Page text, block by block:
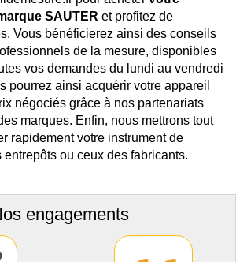
SAUTER et profitez de
Vous bénéficierez ainsi des conseils
de la mesure, disponibles
vos demandes du lundi au vendredi
pourrez ainsi acquérir votre appareil
négociés grâce à nos partenariats
marques. Enfin, nous mettrons tout
rapidement votre instrument de
ou ceux des fabricants.
engagements